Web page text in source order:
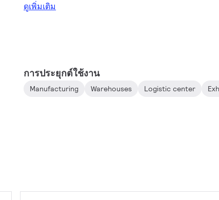
ดูเพิ่มเติม
การประยุกต์ใช้งาน
Manufacturing Warehouses Logistic center